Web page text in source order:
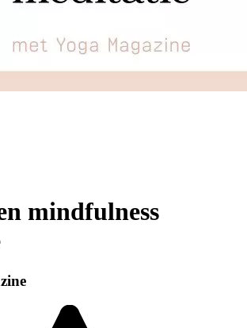
mindfulness